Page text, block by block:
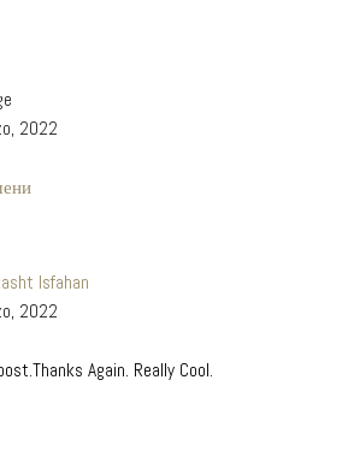
2022
Isfahan
2022
Again. Really Cool.